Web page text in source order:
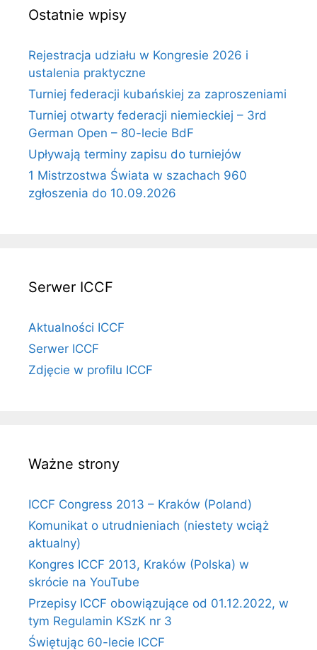
Ostatnie wpisy
Rejestracja udziału w Kongresie 2026 i
ustalenia praktyczne
Turniej federacji kubańskiej za zaproszeniami
Turniej otwarty federacji niemieckiej – 3rd
German Open – 80-lecie BdF
Upływają terminy zapisu do turniejów
1 Mistrzostwa Świata w szachach 960
zgłoszenia do 10.09.2026
Serwer ICCF
Aktualności ICCF
Serwer ICCF
Zdjęcie w profilu ICCF
Ważne strony
ICCF Congress 2013 – Kraków (Poland)
Komunikat o utrudnieniach (niestety wciąż
aktualny)
Kongres ICCF 2013, Kraków (Polska) w
skrócie na YouTube
Przepisy ICCF obowiązujące od 01.12.2022, w
tym Regulamin KSzK nr 3
Świętując 60-lecie ICCF